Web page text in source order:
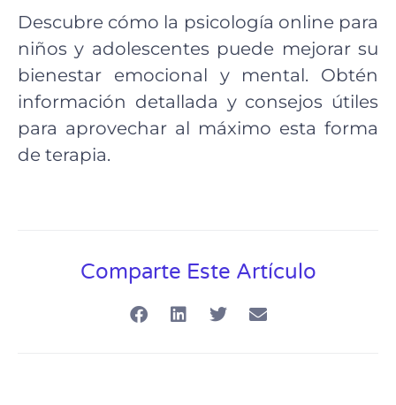
Descubre cómo la psicología online para
niños y adolescentes puede mejorar su
bienestar emocional y mental. Obtén
información detallada y consejos útiles
para aprovechar al máximo esta forma
de terapia.
Comparte Este Artículo